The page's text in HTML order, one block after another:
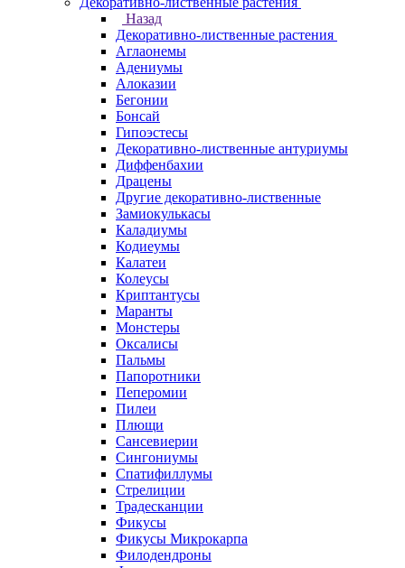
Назад
Декоративно-лиственные растения
Аглаонемы
Адениумы
Алоказии
Бегонии
Бонсай
Гипоэстесы
Декоративно-лиственные антуриумы
Диффенбахии
Драцены
Другие декоративно-лиственные
Замиокулькасы
Каладиумы
Кодиеумы
Калатеи
Колеусы
Криптантусы
Маранты
Монстеры
Оксалисы
Пальмы
Папоротники
Пеперомии
Пилеи
Плющи
Сансевиерии
Сингониумы
Спатифиллумы
Стрелиции
Традесканции
Фикусы
Фикусы Микрокарпа
Филодендроны